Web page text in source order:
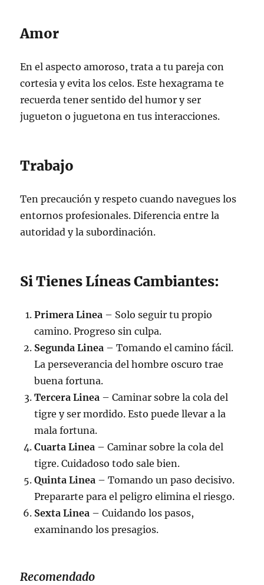
Amor
En el aspecto amoroso, trata a tu pareja con
cortesia y evita los celos. Este hexagrama te
recuerda tener sentido del humor y ser
jugueton o juguetona en tus interacciones.
Trabajo
Ten precaución y respeto cuando navegues los
entornos profesionales. Diferencia entre la
autoridad y la subordinación.
Si Tienes Líneas Cambiantes:
Primera Linea – Solo seguir tu propio
camino. Progreso sin culpa.
Segunda Linea – Tomando el camino fácil.
La perseverancia del hombre oscuro trae
buena fortuna.
Tercera Linea – Caminar sobre la cola del
tigre y ser mordido. Esto puede llevar a la
mala fortuna.
Cuarta Linea – Caminar sobre la cola del
tigre. Cuidadoso todo sale bien.
Quinta Linea – Tomando un paso decisivo.
Prepararte para el peligro elimina el riesgo.
Sexta Linea – Cuidando los pasos,
examinando los presagios.
Recomendado